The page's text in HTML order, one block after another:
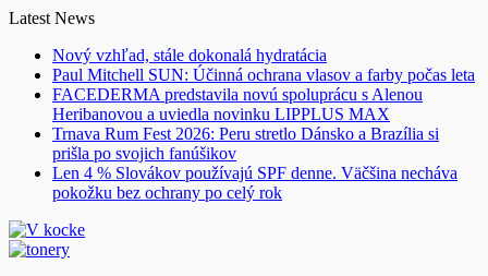
Skip
content
Latest News
Nový vzhľad, stále dokonalá hydratácia
Paul Mitchell SUN: Účinná ochrana vlasov a farby počas leta
FACEDERMA predstavila novú spoluprácu s Alenou
Heribanovou a uviedla novinku LIPPLUS MAX
Trnava Rum Fest 2026: Peru stretlo Dánsko a Brazília si
prišla po svojich fanúšikov
Len 4 % Slovákov používajú SPF denne. Väčšina necháva
pokožku bez ochrany po celý rok